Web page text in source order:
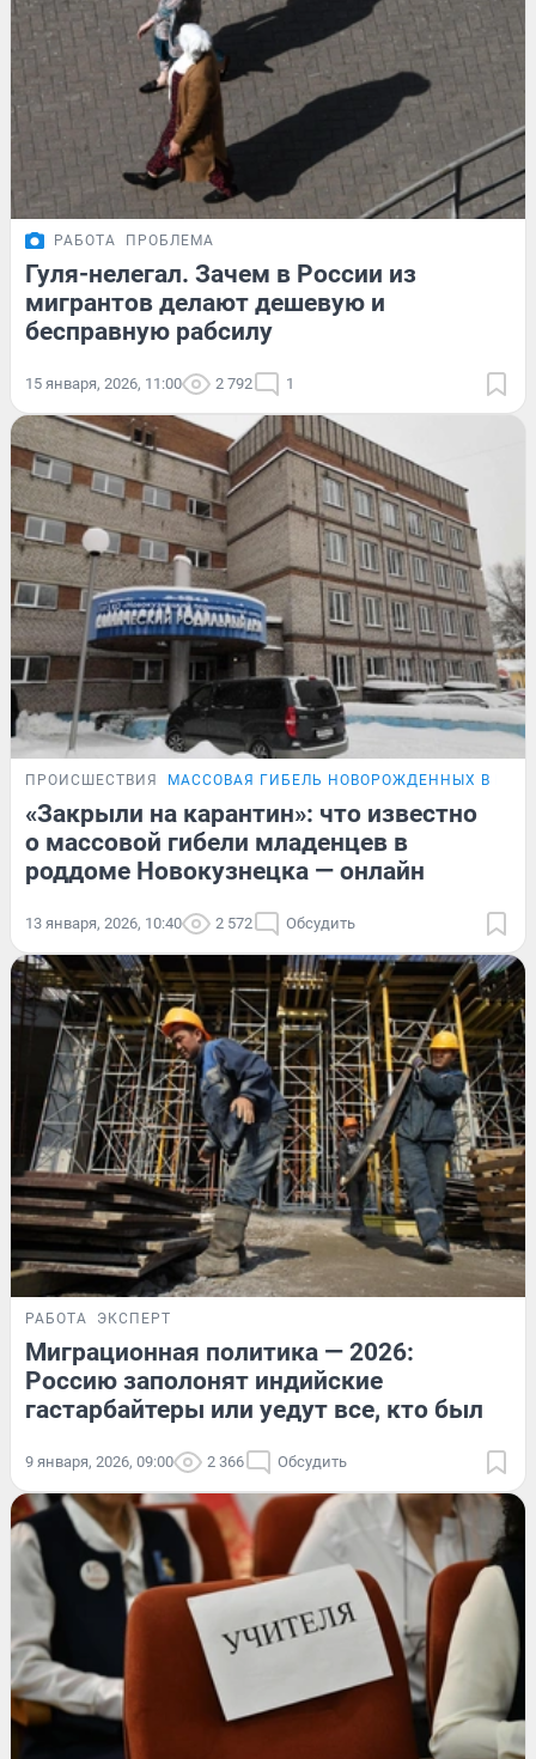
РАБОТА ПРОБЛЕМА
Гуля-нелегал. Зачем в России из
мигрантов делают дешевую и
бесправную рабсилу
15 января, 2026, 11:00 2 792 1
ПРОИСШЕСТВИЯ МАССОВАЯ ГИБЕЛЬ НОВОРОЖДЕННЫХ В
«Закрыли на карантин»: что известно
о массовой гибели младенцев в
роддоме Новокузнецка — онлайн
13 января, 2026, 10:40 2 572 Обсудить
РАБОТА ЭКСПЕРТ
Миграционная политика — 2026:
Россию заполонят индийские
гастарбайтеры или уедут все, кто был
9 января, 2026, 09:00 2 366 Обсудить